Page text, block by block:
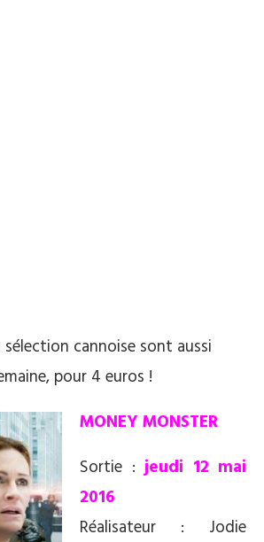
sélection cannoise sont aussi
pour 4 euros !
MONEY MONSTER
Sortie :jeudi 12 mai
2016
Réalisateur : Jodie